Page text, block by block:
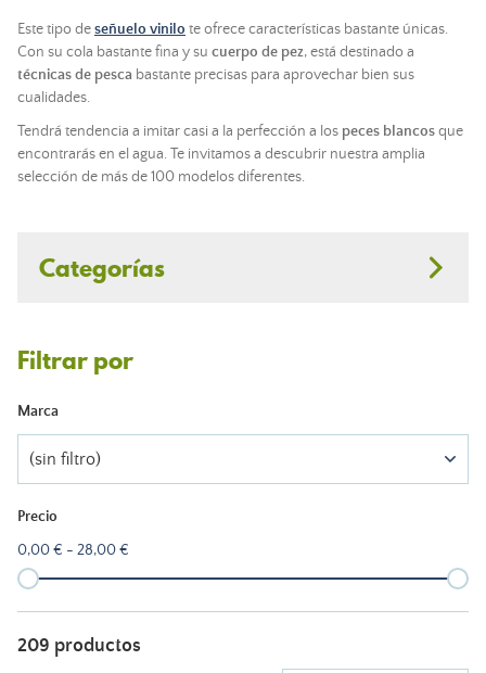
Este tipo deseñuelo vinilo te ofrece características bastante únicas.
Con su cola bastante fina y su cuerpo de pez, está destinado a
técnicas de pesca bastante precisas para aprovechar bien sus
cualidades.
Tendrá tendencia a imitar casi a la perfección a los peces blancosque
encontrarás en el agua. Te invitamos a descubrir nuestra amplia
selección de más de 100 modelos diferentes.
Categorías
Filtrar por
Marca
(sin filtro)
Precio
0,00 € - 28,00 €
209 productos